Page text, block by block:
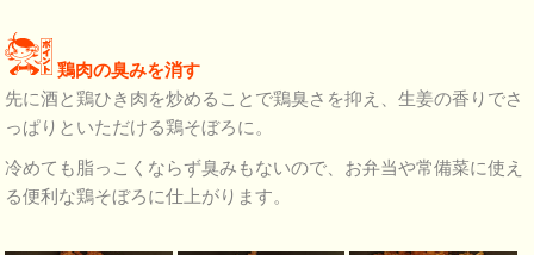
鶏肉の臭みを消す
先に酒と鶏ひき肉を炒めることで鶏臭さを抑え、生姜の香りでさ
っぱりといただける鶏そぼろに。
冷めても脂っこくならず臭みもないので、お弁当や常備菜に使え
る便利な鶏そぼろに仕上がります。